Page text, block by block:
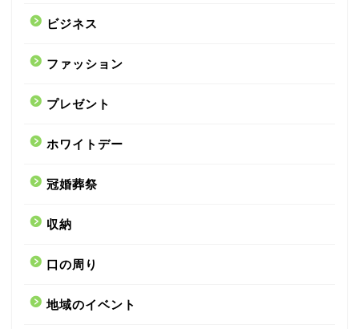
ビジネス
ファッション
プレゼント
ホワイトデー
冠婚葬祭
収納
口の周り
地域のイベント